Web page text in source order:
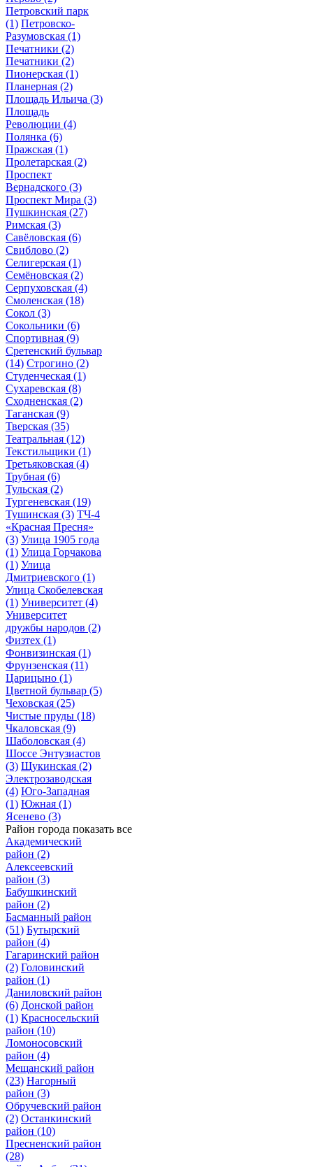
Петровский парк
(1) Петровско-
Разумовская (1)
Печатники (2)
Печатники (2)
Пионерская (1)
Планерная (2)
Площадь Ильича (3)
Площадь
Революции (4)
Полянка (6)
Пражская (1)
Пролетарская (2)
Проспект
Вернадского (3)
Проспект Мира (3)
Пушкинская (27)
Римская (3)
Савёловская (6)
Свиблово (2)
Селигерская (1)
Семёновская (2)
Серпуховская (4)
Смоленская (18)
Сокол (3)
Сокольники (6)
Спортивная (9)
Сретенский бульвар
(14) Строгино (2)
Студенческая (1)
Сухаревская (8)
Сходненская (2)
Таганская (9)
Тверская (35)
Театральная (12)
Текстильщики (1)
Третьяковская (4)
Трубная (6)
Тульская (2)
Тургеневская (19)
Тушинская (3) ТЧ-4
«Красная Пресня»
(3) Улица 1905 года
(1) Улица Горчакова
(1) Улица
Дмитриевского (1)
Улица Скобелевская
(1) Университет (4)
Университет
дружбы народов (2)
Физтех (1)
Фонвизинская (1)
Фрунзенская (11)
Царицыно (1)
Цветной бульвар (5)
Чеховская (25)
Чистые пруды (18)
Чкаловская (9)
Шаболовская (4)
Шоссе Энтузиастов
(3) Щукинская (2)
Электрозаводская
(4) Юго-Западная
(1) Южная (1)
Ясенево (3)
Район города показать все
Академический
район (2)
Алексеевский
район (3)
Бабушкинский
район (2)
Басманный район
(51) Бутырский
район (4)
Гагаринский район
(2) Головинский
район (1)
Даниловский район
(6) Донской район
(1) Красносельский
район (10)
Ломоносовский
район (4)
Мещанский район
(23) Нагорный
район (3)
Обручевский район
(2) Останкинский
район (10)
Пресненский район
(28)